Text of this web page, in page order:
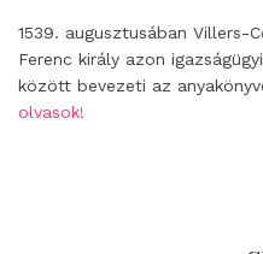
1539. augusztusában Villers-
Ferenc király azon
között bevezeti az
olvasok!